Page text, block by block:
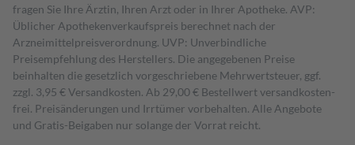
fragen Sie Ihre Ärztin, Ihren Arzt oder in Ihrer Apotheke. AVP:
Üblicher Apothekenverkaufspreis berechnet nach der
Arzneimittelpreisverordnung. UVP: Unverbindliche
Preisempfehlung des Herstellers. Die angegebenen Preise
beinhalten die gesetzlich vorgeschriebene Mehrwertsteuer, ggf.
zzgl. 3,95 € Versandkosten. Ab 29,00 € Bestell­wert versand­kosten­
frei. Preisänderungen und Irrtümer vorbehalten. Alle Angebote
und Gratis-Beigaben nur solange der Vorrat reicht.